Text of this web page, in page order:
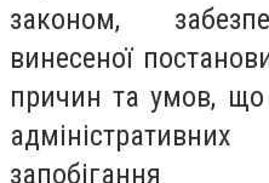
законом,
винесеної
причин та умов,
запобігання